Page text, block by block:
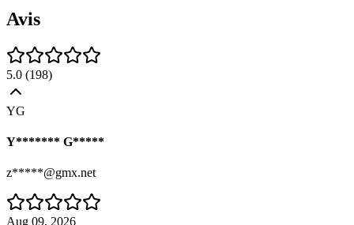
Avis
5.0 (198)
YG
Y******* G*****
z*****@gmx.net
Aug 09, 2026